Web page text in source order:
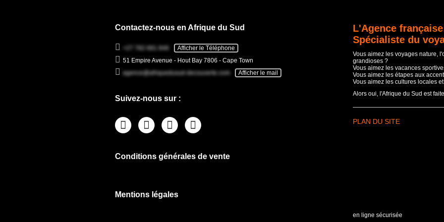
Contactez-nous en Afrique du Sud
+27 782 681 846
Afficher le Téléphone
51 Empire Avenue - Hout Bay 7806 - Cape Town
agence@afriquedusud-decouverte.com
Afficher le mail
Suivez-nous sur :
Conditions générales de vente
Mentions légales
L'Agence
Spécialiste du
Vous aimez les voyages nature,
grandioses ?
Vous aimez les vacances
Vous aimez les étapes aux
Vous aimez les cultures locales
Alors oui, l'Afrique du Sud est
PLAN DU SITE
en ligne sécurisée